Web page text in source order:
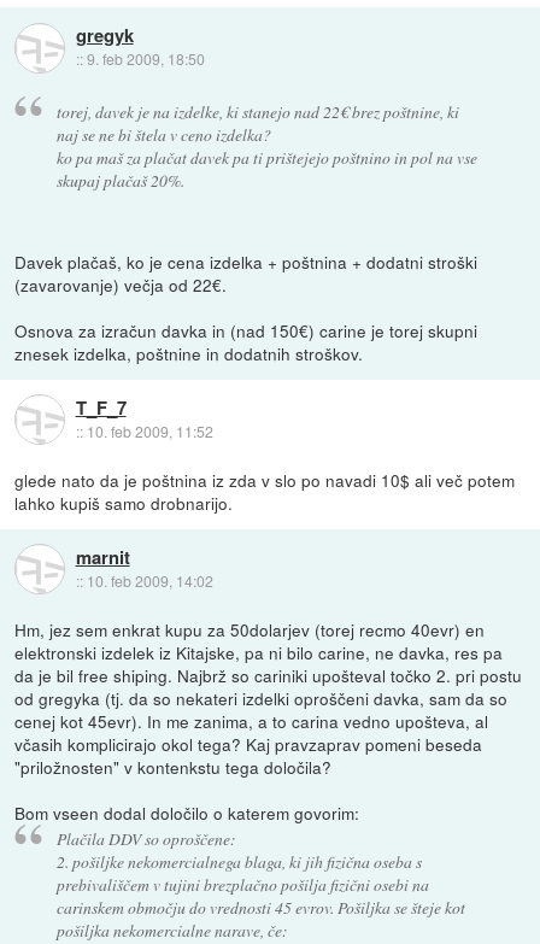
gregyk
::9. feb 2009, 18:50
torej, davek je na izdelke, ki stanejo nad 22€ brez poštnine, ki
naj se ne bi štela v ceno izdelka?
ko pa maš za plačat davek pa ti prištejejo poštnino in pol na vse
skupaj plačaš 20%.
Davek plačaš, ko je cena izdelka + poštnina + dodatni stroški
(zavarovanje) večja od 22€.
Osnova za izračun davka in (nad 150€) carine je torej skupni
znesek izdelka, poštnine in dodatnih stroškov.
T_F_7
:: 10. feb 2009, 11:52
glede nato da je poštnina iz zda v slo po navadi 10$ ali več potem
lahko kupiš samo drobnarijo.
marnit
:: 10. feb 2009, 14:02
Hm, jez sem enkrat kupu za 50dolarjev (torej recmo 40evr) en
elektronski izdelek iz Kitajske, pa ni bilo carine, ne davka, res pa
da je bil free shiping. Najbrž so cariniki upošteval točko 2. pri postu
od gregyka (tj. da so nekateri izdelki oproščeni davka, sam da so
cenej kot 45evr). In me zanima, a to carina vedno upošteva, al
včasih komplicirajo okol tega? Kaj pravzaprav pomeni beseda
"priložnosten" v kontenkstu tega določila?
Bom vseen dodal določilo o katerem govorim:
Plačila DDV so oproščene:
2. pošiljke nekomercialnega blaga, ki jih fizična oseba s
prebivališčem v tujini brezplačno pošilja fizični osebi na
carinskem območju do vrednosti 45 evrov. Pošiljka se šteje kot
pošiljka nekomercialne narave, če: